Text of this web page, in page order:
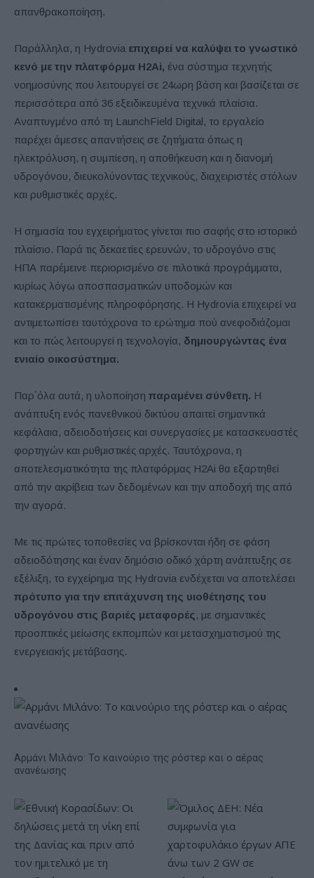
απανθρακοποίηση.
Παράλληλα, η Hydrovia επιχειρεί να καλύψει το γνωστικό
κενό με την πλατφόρμα H2Ai, ένα σύστημα τεχνητής
νοημοσύνης που λειτουργεί σε 24ωρη βάση και βασίζεται σε
περισσότερα από 36 εξειδικευμένα τεχνικά πλαίσια.
Αναπτυγμένο από τη LaunchField Digital, το εργαλείο
παρέχει άμεσες απαντήσεις σε ζητήματα όπως η
ηλεκτρόλυση, η συμπίεση, η αποθήκευση και η διανομή
υδρογόνου, διευκολύνοντας τεχνικούς, διαχειριστές στόλων
και ρυθμιστικές αρχές.
Η σημασία του εγχειρήματος γίνεται πιο σαφής στο ιστορικό
πλαίσιο. Παρά τις δεκαετίες ερευνών, το υδρογόνο στις
ΗΠΑ παρέμεινε περιορισμένο σε πιλοτικά προγράμματα,
κυρίως λόγω αποσπασματικών υποδομών και
κατακερματισμένης πληροφόρησης. Η Hydrovia επιχειρεί να
αντιμετωπίσει ταυτόχρονα το ερώτημα πού ανεφοδιάζομαι
και το πώς λειτουργεί η τεχνολογία, δημιουργώντας ένα
ενιαίο οικοσύστημα.
Παρ΄όλα αυτά, η υλοποίηση παραμένει σύνθετη. Η
ανάπτυξη ενός πανεθνικού δικτύου απαιτεί σημαντικά
κεφάλαια, αδειοδοτήσεις και συνεργασίες με κατασκευαστές
φορτηγών και ρυθμιστικές αρχές. Ταυτόχρονα, η
αποτελεσματικότητα της πλατφόρμας H2Ai θα εξαρτηθεί
από την ακρίβεια των δεδομένων και την αποδοχή της από
την αγορά.
Με τις πρώτες τοποθεσίες να βρίσκονται ήδη σε φάση
αδειοδότησης και έναν δημόσιο οδικό χάρτη ανάπτυξης σε
εξέλιξη, το εγχείρημα της Hydrovia ενδέχεται να αποτελέσει
πρότυπο για την επιτάχυνση της υιοθέτησης του
υδρογόνου στις βαριές μεταφορές , με σημαντικές
προοπτικές μείωσης εκπομπών και μετασχηματισμού της
ενεργειακής μετάβασης.
Αρμάνι Μιλάνο: Το καινούριο της ρόστερ και ο αέρας
ανανέωσης